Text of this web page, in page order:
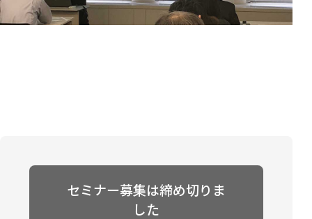
セミナー募集は締め切りま
した